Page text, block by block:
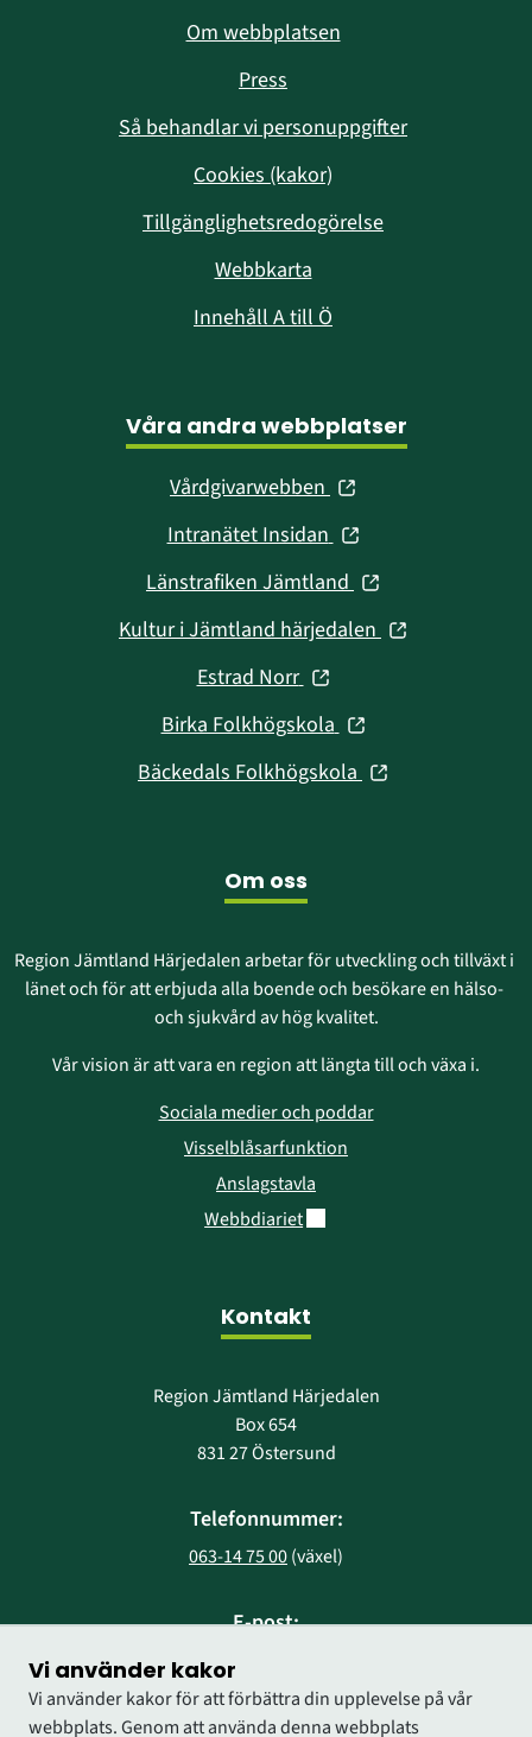
Vi använder kakor
Vi använder kakor för att förbättra din upplevelse på vår
webbplats. Genom att använda denna webbplats
Om webbplatsen
Press
Så behandlar vi personuppgifter
Cookies (kakor)
Tillgänglighetsredogörelse
Webbkarta
Innehåll A till Ö
Våra andra webbplatser
Vårdgivarwebben (öppnas
nytt
fönster)
Intranätet Insidan (öppnas
nytt
fönster)
Länstrafiken Jämtland (öppnas
nytt
Kultur i Jämtland härjedalen (öppnas
Estrad Norr (öppnas
nytt
fönster)
Birka Folkhögskola (öppnas
nytt
Bäckedals Folkhögskola (öppnas
Om oss
Region Jämtland Härjedalen arbetar för utveckling och tillväxt i
länet och för att erbjuda alla boende och besökare en hälso-
och sjukvård av hög kvalitet.
Vår vision är att vara en region att längta till och växa i.
Sociala medier och poddar
Visselblåsarfunktion
Anslagstavla
WebbdiarietLänk till annan webbplats.
Kontakt
Region Jämtland Härjedalen
Box 654
831 27 Östersund
Telefonnummer:
063-14 75 00 (växel)
E-post:
region@regionjh.se